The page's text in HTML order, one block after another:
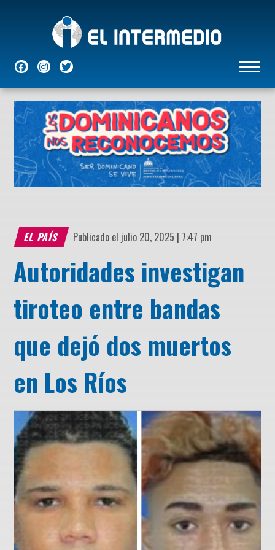
NACIONALES INTERNACIONALESECONÓMICASDEPORTES ENTRETENIMIENTO
EL PAÍS Publicado el julio 20, 2025 | 7:47 pm
Autoridades investigan
tiroteo entre bandas
que dejó dos muertos
en Los Ríos